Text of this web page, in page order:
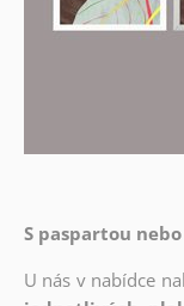
S paspartou
U nás v nabídce